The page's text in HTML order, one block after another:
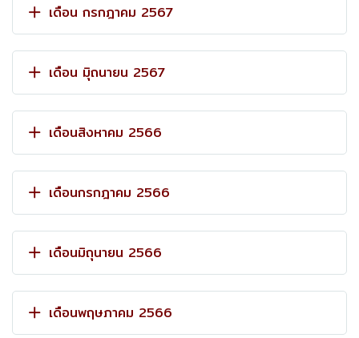
เดือน กรกฎาคม 2567
เดือน มิุถนายน 2567
เดือนสิงหาคม 2566
เดือนกรกฎาคม 2566
เดือนมิถุนายน 2566
เดือนพฤษภาคม 2566